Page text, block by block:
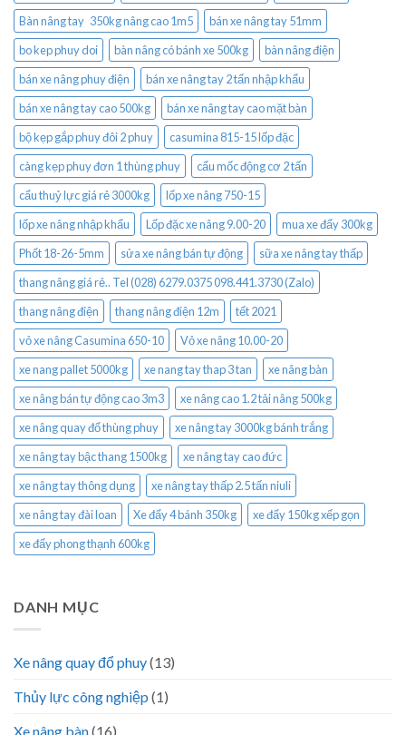
Bàn nâng tay 350kg nâng cao 1m5
bán xe nâng tay 51mm
bo kep phuy doi
bàn nâng có bánh xe 500kg
bàn nâng điện
bán xe nâng phuy điện
bán xe nâng tay 2 tấn nhập khẩu
bán xe nâng tay cao 500kg
bán xe nâng tay cao mặt bàn
bộ kẹp gắp phuy đôi 2 phuy
casumina 815-15 lốp đặc
càng kẹp phuy đơn 1 thùng phuy
cẩu mốc động cơ 2 tấn
cẩu thuỷ lực giá rẻ 3000kg
lốp xe nâng 750-15
lốp xe nâng nhập khẩu
Lốp đặc xe nâng 9.00-20
mua xe đẩy 300kg
Phốt 18-26-5mm
sửa xe nâng bán tự động
sữa xe nâng tay thấp
thang nâng giá rẻ.. Tel (028) 6279.0375 098.441.3730 (Zalo)
thang nâng điện
thang nâng điện 12m
tết 2021
vỏ xe nâng Casumina 650-10
Vỏ xe nâng 10.00-20
xe nang pallet 5000kg
xe nang tay thap 3 tan
xe nâng bàn
xe nâng bán tự động cao 3m3
xe nâng cao 1.2 tải nâng 500kg
xe nâng quay đổ thùng phuy
xe nâng tay 3000kg bánh trắng
xe nâng tay bậc thang 1500kg
xe nâng tay cao đức
xe nâng tay thông dụng
xe nâng tay thấp 2.5 tấn niuli
xe nâng tay đài loan
Xe đẩy 4 bánh 350kg
xe đẩy 150kg xếp gọn
xe đẩy phong thạnh 600kg
DANH MỤC
Xe nâng quay đổ phuy(13)
Thủy lực công nghiệp (1)
Xe nâng bàn(16)